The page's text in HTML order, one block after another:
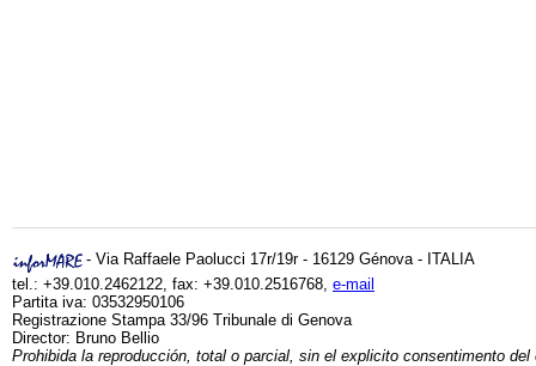
- Via Raffaele Paolucci 17r/19r - 16129 Génova - ITALIA
tel.: +39.010.2462122, fax: +39.010.2516768, e-mail
Partita iva: 03532950106
Registrazione Stampa 33/96 Tribunale di Genova
Director: Bruno Bellio
Prohibida la reproducción, total o parcial, sin el explicito consentimento del